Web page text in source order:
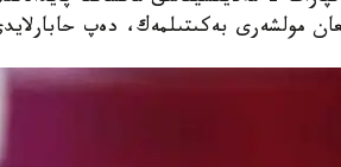
مولشەرى بەكىتىلمەك، دەپ